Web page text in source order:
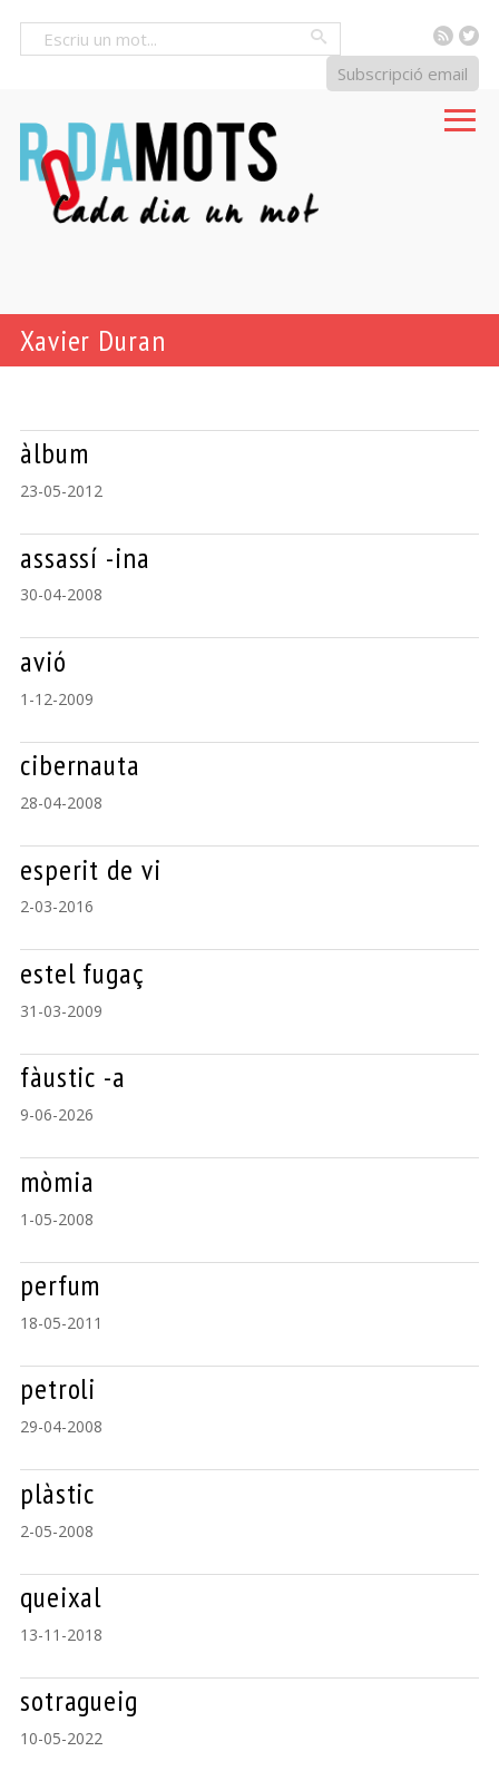
RSS
Subscripció email
Xavier Duran
àlbum
23-05-2012
assassí -ina
30-04-2008
avió
1-12-2009
cibernauta
28-04-2008
esperit de vi
2-03-2016
estel fugaç
31-03-2009
fàustic -a
9-06-2026
mòmia
1-05-2008
perfum
18-05-2011
petroli
29-04-2008
plàstic
2-05-2008
queixal
13-11-2018
sotragueig
10-05-2022